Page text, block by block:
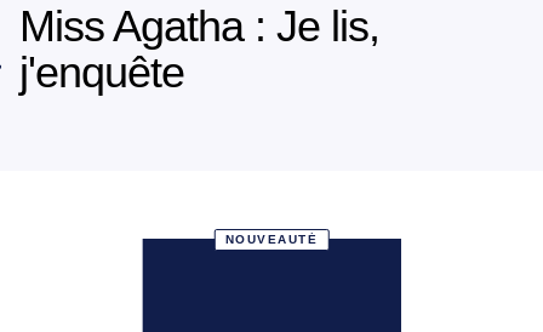
Miss Agatha : Je lis,
j'enquête
NOUVEAUTÉ